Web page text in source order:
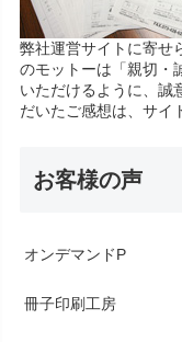
弊社運営サイトに寄せ
のモットーは「親切・
いただけるように、誠
だいたご感想は、サイ
お客様の声
オンデマンドP
冊子印刷工房